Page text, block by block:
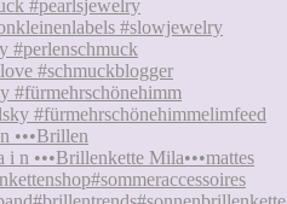
#fürmehrschönehimm
•••Brillen